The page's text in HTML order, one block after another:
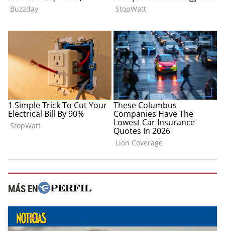
MÁS EN